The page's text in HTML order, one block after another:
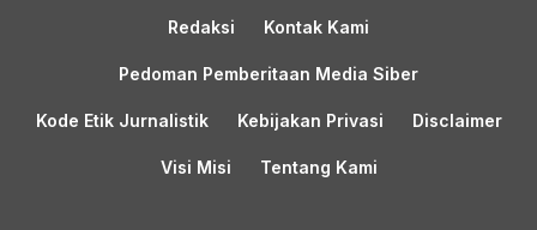
Redaksi Kontak Kami
Pedoman Pemberitaan Media Siber
Kode Etik Jurnalistik Kebijakan Privasi Disclaimer
Visi Misi Tentang Kami